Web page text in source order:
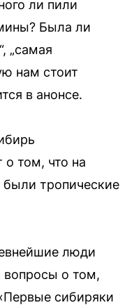
ли пили
Была ли
„самая
нам стоит
в анонсе.
о том, что на
тропические
люди
вопросы о том,
сибиряки